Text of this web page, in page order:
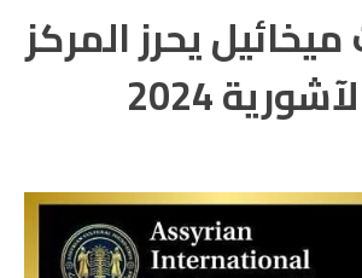
يحرز المركز
2024